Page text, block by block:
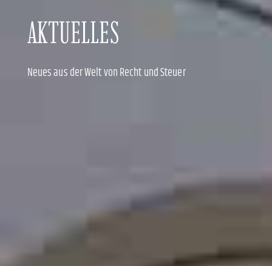
AKTUELLES
Neues aus der Welt von Recht und Steuer